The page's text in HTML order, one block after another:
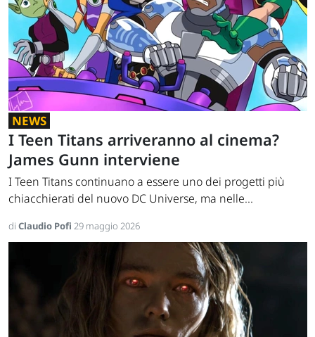
NEWS
I Teen Titans arriveranno al cinema?
James Gunn interviene
I Teen Titans continuano a essere uno dei progetti più
chiacchierati del nuovo DC Universe, ma nelle...
di Claudio Pofi 29 maggio 2026